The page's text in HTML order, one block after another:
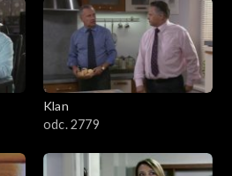
Klan
odc. 2779